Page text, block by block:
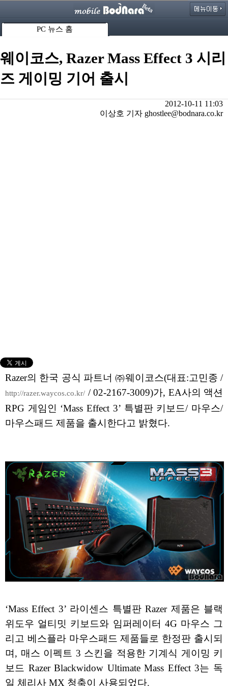
PC 뉴스 홈
웨이코스, Razer Mass Effect 3 시리
즈 게이밍 기어 출시
2012-10-11 11:03
이상호 기자 ghostlee@bodnara.co.kr
Razer의 한국 공식 파트너 ㈜웨이코스(대표:고민종 /
http://razer.waycos.co.kr/ / 02-2167-3009)가, EA사의 액션
RPG 게임인 ‘Mass Effect 3’ 특별판 키보드/ 마우스/
마우스패드 제품을 출시한다고 밝혔다.
‘Mass Effect 3’ 라이센스 특별판 Razer 제품은 블랙
위도우 얼티밋 키보드와 임퍼레이터 4G 마우스 그
리고 베스플라 마우스패드 제품들로 한정판 출시되
며, 매스 이펙트 3 스킨을 적용한 기계식 게이밍 키
보드 Razer Blackwidow Ultimate Mass Effect 3는 독
일 체리사 MX 청축이 사용되었다.